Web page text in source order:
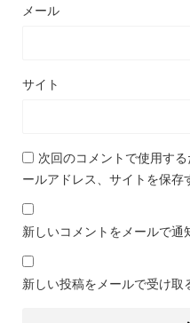
メール
サイト
次回のコメントで使用す
ールアドレス、サイトを保存
新しいコメントをメールで通
新しい投稿をメールで受け取